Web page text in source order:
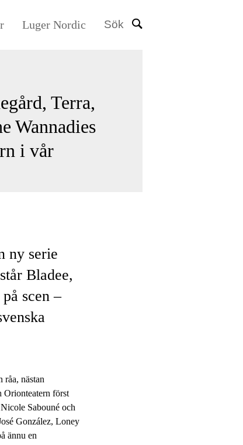
Luger Nordic Sök
Terra,
Wannadies
i vår
ny serie
Bladee,
scen –
nästan
Orionteatern först
Sabouné och
González, Loney
ännu en